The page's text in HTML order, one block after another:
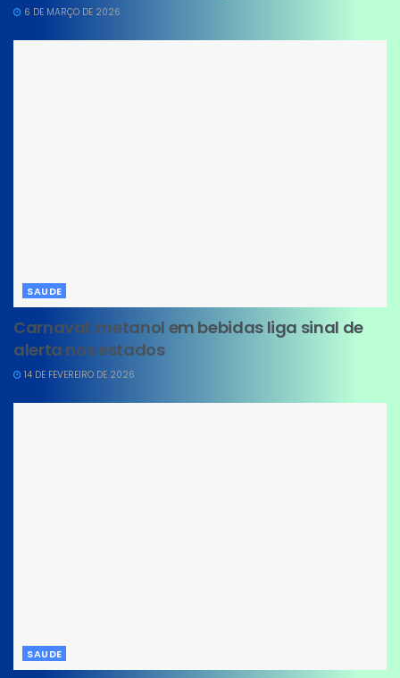
6 DE MARÇO DE 2026
SAUDE
Carnaval: metanol em bebidas liga sinal de
alerta nos estados
14 DE FEVEREIRO DE 2026
SAUDE